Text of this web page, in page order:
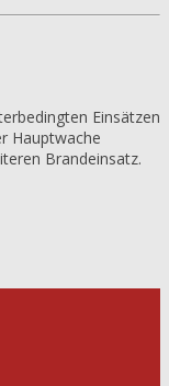
Einsätzen
Hauptwache
Brandeinsatz.